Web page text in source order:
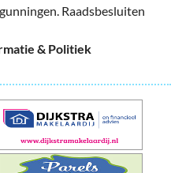
Raadsbesluiten
& Politiek